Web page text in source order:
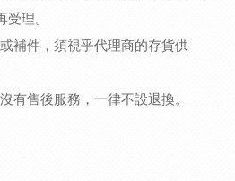
受理。
補件 ， 須視乎代理商的存貨供
有售後服務， 一律不設退換。